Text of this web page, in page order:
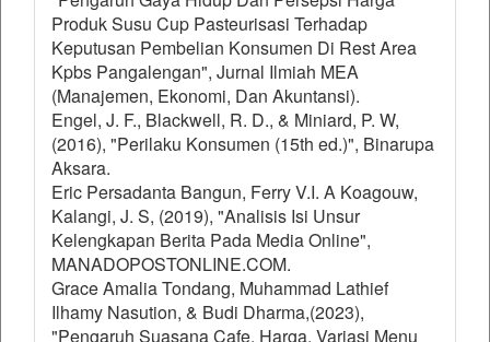
Produk Susu Cup Pasteurisasi Terhadap
Keputusan Pembelian Konsumen Di Rest Area
Kpbs Pangalengan", Jurnal Ilmiah MEA
(Manajemen, Ekonomi, Dan Akuntansi).
Engel, J. F., Blackwell, R. D., & Miniard, P. W,
(2016), "Perilaku Konsumen (15th ed.)", Binarupa
Aksara.
Eric Persadanta Bangun, Ferry V.I. A Koagouw,
Kalangi, J. S, (2019), "Analisis Isi Unsur
Kelengkapan Berita Pada Media Online",
MANADOPOSTONLINE.COM.
Grace Amalia Tondang, Muhammad Lathief
Ilhamy Nasution, & Budi Dharma,(2023),
"Pengaruh Suasana Cafe, Harga, Variasi Menu